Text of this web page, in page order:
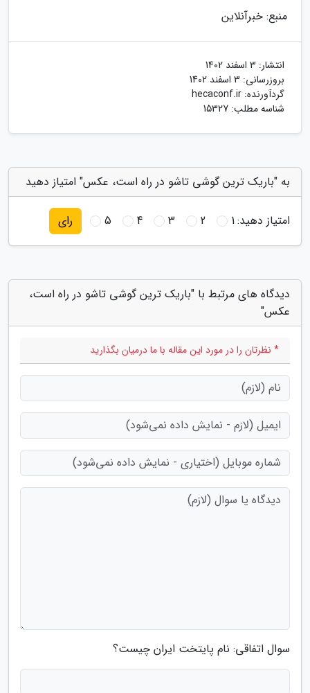
منبع: خبرآنلاین
انتشار: 3 اسفند 1402
بروزرسانی: 3 اسفند 1402
گردآورنده: hecaconf.ir
شناسه مطلب: 15327
به "باریک ترین گوشی تاشو در راه است، عکس" امتیاز دهید
امتیاز دهید:1
2
3
4
5 رای
دیدگاه های مرتبط با "باریک ترین گوشی تاشو در راه است،
عکس"
* نظرتان را در مورد این مقاله با ما درمیان بگذارید
سوال اتفاقی: نام پایتخت ایران چیست؟